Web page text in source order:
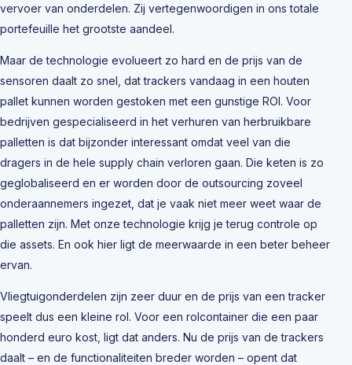
vervoer van onderdelen. Zij vertegenwoordigen in ons totale
portefeuille het grootste aandeel.
Maar de technologie evolueert zo hard en de prijs van de
sensoren daalt zo snel, dat trackers vandaag in een houten
pallet kunnen worden gestoken met een gunstige ROI. Voor
bedrijven gespecialiseerd in het verhuren van herbruikbare
palletten is dat bijzonder interessant omdat veel van die
dragers in de hele supply chain verloren gaan. Die keten is zo
geglobaliseerd en er worden door de outsourcing zoveel
onderaannemers ingezet, dat je vaak niet meer weet waar de
palletten zijn. Met onze technologie krijg je terug controle op
die assets. En ook hier ligt de meerwaarde in een beter beheer
ervan.
Vliegtuigonderdelen zijn zeer duur en de prijs van een tracker
speelt dus een kleine rol. Voor een rolcontainer die een paar
honderd euro kost, ligt dat anders. Nu de prijs van de trackers
daalt – en de functionaliteiten breder worden – opent dat